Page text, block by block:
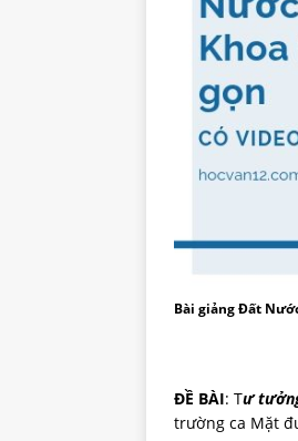
Bài giảng Đất
ĐỀ BÀI: Tư
trường ca Mặt